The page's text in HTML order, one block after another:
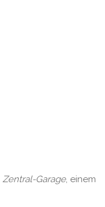
Zentral-Garage, einem